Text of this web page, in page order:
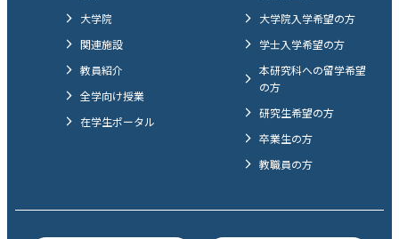
大学院
関連施設
教員紹介
全学向け授業
在学生ポータル
大学院入学希望の方
学士入学希望の方
本研究科への留学希望
の方
研究生希望の方
卒業生の方
教職員の方